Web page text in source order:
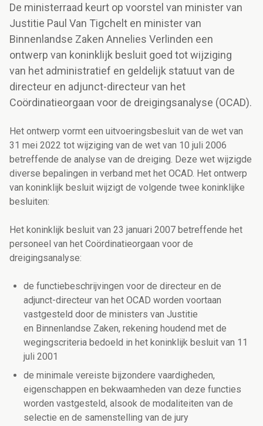
De ministerraad keurt op voorstel van minister van
Justitie Paul Van Tigchelt en minister van
Binnenlandse Zaken Annelies Verlinden een
ontwerp van koninklijk besluit goed tot wijziging
van het administratief en geldelijk statuut van de
directeur en adjunct-directeur van het
Coördinatieorgaan voor de dreigingsanalyse (OCAD).
Het ontwerp vormt een uitvoeringsbesluit van de wet van
31 mei 2022 tot wijziging van de wet van 10 juli 2006
betreffende de analyse van de dreiging. Deze wet wijzigde
diverse bepalingen in verband met het OCAD. Het ontwerp
van koninklijk besluit wijzigt de volgende twee koninklijke
besluiten:
Het koninklijk besluit van 23 januari 2007 betreffende het
personeel van het Coördinatieorgaan voor de
dreigingsanalyse:
de functiebeschrijvingen voor de directeur en de
adjunct-directeur van het OCAD worden voortaan
vastgesteld door de ministers van Justitie
en Binnenlandse Zaken, rekening houdend met de
wegingscriteria bedoeld in het koninklijk besluit van 11
juli 2001
de minimale vereiste bijzondere vaardigheden,
eigenschappen en bekwaamheden van deze functies
worden vastgesteld, alsook de modaliteiten van de
selectie en de samenstelling van de jury